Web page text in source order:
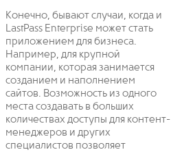
Конечно, бывают случаи, когда и
LastPass Enterprise может стать
приложением для бизнеса.
Например, для крупной
компании, которая занимается
созданием и наполнением
сайтов. Возможность из одного
места создавать в больших
количествах доступы для контент-
менеджеров и других
специалистов позволяет